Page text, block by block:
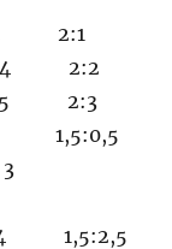
2:1
4 2:2
5 2:3
3